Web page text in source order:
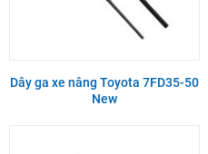
Dây ga xe nâng Toyota 7FD35-50
New